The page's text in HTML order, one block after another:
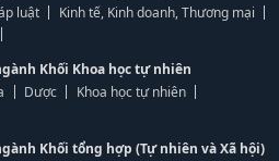
luật
Kinh tế, Kinh doanh, Thương mại
Khối Khoa học tự nhiên
Dược
Khoa học tự nhiên
Khối tổng hợp (Tự nhiên và Xã hội)